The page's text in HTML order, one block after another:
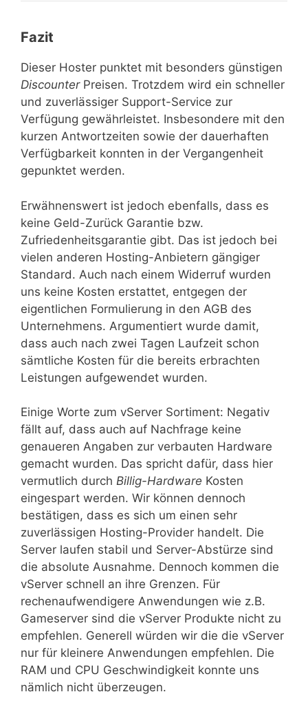
Fazit
Dieser Hoster punktet mit besonders günstigen
DiscounterPreisen. Trotzdem wird ein schneller
und zuverlässiger Support-Service zur
Verfügung gewährleistet. Insbesondere mit den
kurzen Antwortzeiten sowie der dauerhaften
Verfügbarkeit konnten in der Vergangenheit
gepunktet werden.
Erwähnenswert ist jedoch ebenfalls, dass es
keine Geld-Zurück Garantie bzw.
Zufriedenheitsgarantie gibt. Das ist jedoch bei
vielen anderen Hosting-Anbietern gängiger
Standard. Auch nach einem Widerruf wurden
uns keine Kosten erstattet, entgegen der
eigentlichen Formulierung in den AGB des
Unternehmens. Argumentiert wurde damit,
dass auch nach zwei Tagen Laufzeit schon
sämtliche Kosten für die bereits erbrachten
Leistungen aufgewendet wurden.
Einige Worte zum vServer Sortiment: Negativ
fällt auf, dass auch auf Nachfrage keine
genaueren Angaben zur verbauten Hardware
gemacht wurden. Das spricht dafür, dass hier
vermutlich durch Billig-Hardware Kosten
eingespart werden. Wir können dennoch
bestätigen, dass es sich um einen sehr
zuverlässigen Hosting-Provider handelt. Die
Server laufen stabil und Server-Abstürze sind
die absolute Ausnahme. Dennoch kommen die
vServer schnell an ihre Grenzen. Für
rechenaufwendigere Anwendungen wie z.B.
Gameserver sind die vServer Produkte nicht zu
empfehlen. Generell würden wir die die vServer
nur für kleinere Anwendungen empfehlen. Die
RAM und CPU Geschwindigkeit konnte uns
nämlich nicht überzeugen.